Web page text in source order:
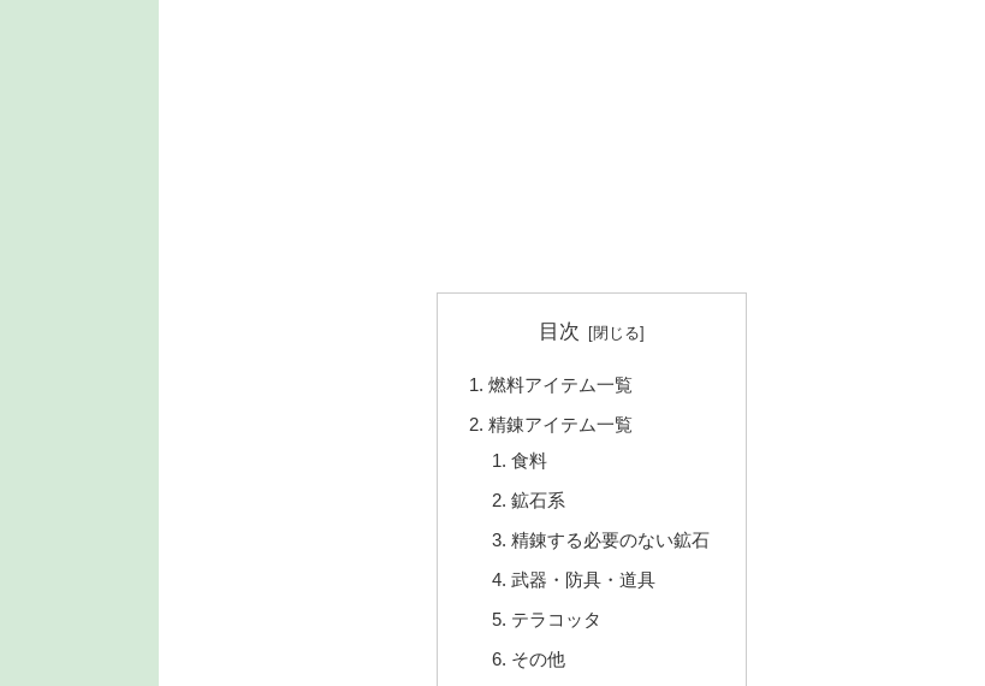
目次
燃料アイテム一覧
精錬アイテム一覧
食料
鉱石系
精錬する必要のない鉱石
武器・防具・道具
テラコッタ
その他